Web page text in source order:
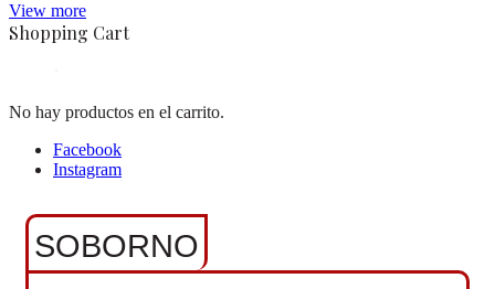
View more
Shopping Cart
No hay productos en el carrito.
Facebook
Instagram
SOBORNO